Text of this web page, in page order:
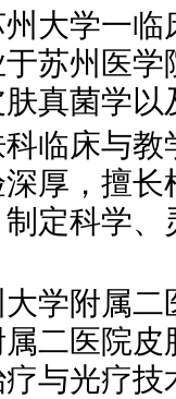
学一临
苏州医
真菌学
床与教
厚，擅
定科学
附属二
二医院
与光疗